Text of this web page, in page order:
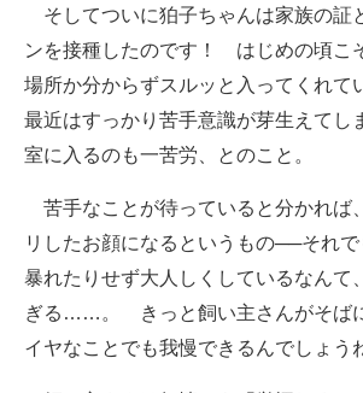
そしてついに狛子ちゃんは家族の証
ンを接種したのです！ はじめの頃こ
場所か分からずスルッと入ってくれて
最近はすっかり苦手意識が芽生えてし
室に入るのも一苦労、とのこと。
苦手なことが待っていると分かれば
リしたお顔になるというもの──それ
暴れたりせず大人しくしているなんて
ぎる……。 きっと飼い主さんがそばに
イヤなことでも我慢できるんでしょう